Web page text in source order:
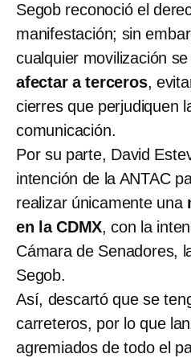
Segob reconoció el
manifestación; sin
cualquier movilización
afectar a terceros,
cierres que perjudiquen
comunicación.
Por su parte, David
intención de la ANTAC
realizar únicamente una
en la CDMX, con la
Cámara de Senadores,
Segob.
Así, descartó que se
carreteros, por lo que
agremiados de todo el